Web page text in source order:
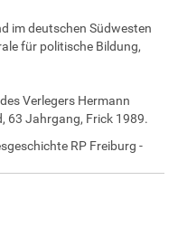
im deutschen Südwesten
für politische Bildung,
Verlegers Hermann
63 Jahrgang, Frick 1989.
RP Freiburg -